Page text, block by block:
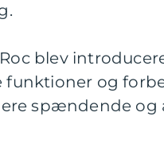
blev
og
spændende